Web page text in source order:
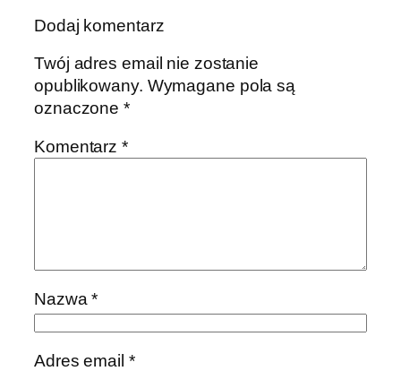
Dodaj komentarz
Twój adres email nie zostanie
opublikowany. Wymagane pola są
oznaczone*
Komentarz*
Nazwa*
Adres email *